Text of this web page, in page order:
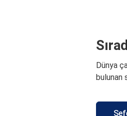
Dünya
bulunan